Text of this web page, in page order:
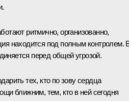
ритмично, организованно,
находится под полным контролем.
перед общей угрозой.
тех, кто по зову сердца
ближним, тем, кто в ней сегодня